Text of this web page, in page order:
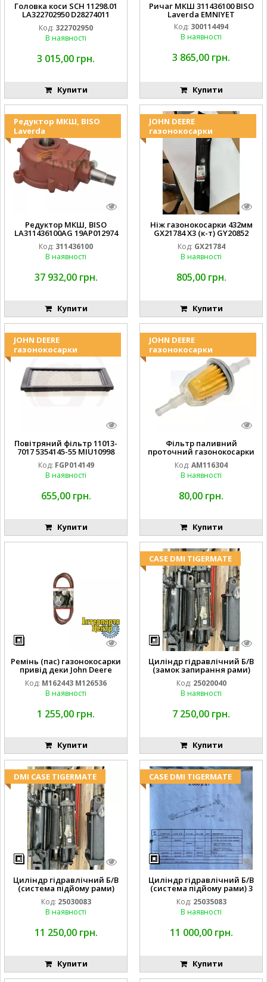
Головка коси SCH 11298.01
LA322702950 D28274011
EMNIYET
Код: 322702950
В наявності
3 015,00 грн.
Купити
Ричаг МКШ 311436100 BISO
Laverda EMNIYET
Код: 300114494
В наявності
3 865,00 грн.
Купити
Редуктор МКШ, BISO
Laverda
Редуктор МКШ, BISO
LA311436100AG 19AP012974
Laverda EMNIYET
Код: 311436100
В наявності
37 932,00 грн.
Купити
JOHN DEERE
газонокосарки
Ніж газонокосарки 432мм
GX21784 X3 (к-т) GY20852
AM137757 AM141035
Код: GX21784
В наявності
805,00 грн.
Купити
JOHN DEERE
газонокосарки
Повітряний фільтр 11013-
7017 5354145-55 MIU10998
Код: FGP014149
В наявності
655,00 грн.
Купити
JOHN DEERE
газонокосарки
Фільтр паливний
проточний газонокосарки
JOHN DEERE AM116304
GY20709
Код: AM116304
В наявності
80,00 грн.
Купити
Ремінь (пас) газонокосарки
привід деки John Deere
M162443 M126536
Код: M162443 M126536
В наявності
1 255,00 грн.
Купити
CASE DMI TIGERMATE
Циліндр гідравлічний Б/В
(замок запирання рами)
2''X4'' 25320040
Код: 25020040
В наявності
7 250,00 грн.
Купити
DMI CASE TIGERMATE
Циліндр гідравлічний Б/В
(система підйому рами)
3X8 87423768
Код: 25030083
В наявності
11 250,00 грн.
Купити
CASE DMI TIGERMATE
Циліндр гідравлічний Б/В
(система підйому рами) 3
1/2 84255910
Код: 25035083
В наявності
11 000,00 грн.
Купити